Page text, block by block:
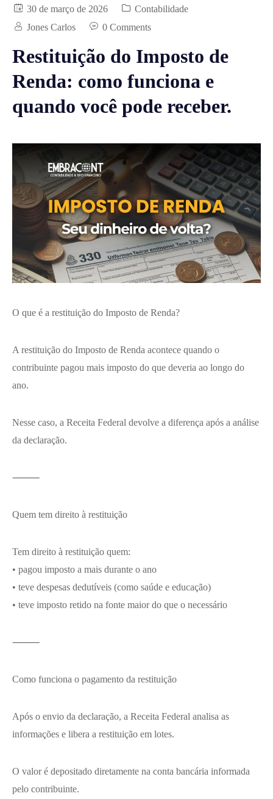
30 de março de 2026
Contabilidade
Jones Carlos
0 Comments
Restituição do Imposto de
Renda: como funciona e
quando você pode receber.
O que é a restituição do Imposto de Renda?
A restituição do Imposto de Renda acontece quando o
contribuinte pagou mais imposto do que deveria ao longo do
ano.
Nesse caso, a Receita Federal devolve a diferença após a análise
da declaração.
⸻
Quem tem direito à restituição
Tem direito à restituição quem:
• pagou imposto a mais durante o ano
• teve despesas dedutíveis (como saúde e educação)
• teve imposto retido na fonte maior do que o necessário
⸻
Como funciona o pagamento da restituição
Após o envio da declaração, a Receita Federal analisa as
informações e libera a restituição em lotes.
O valor é depositado diretamente na conta bancária informada
pelo contribuinte.